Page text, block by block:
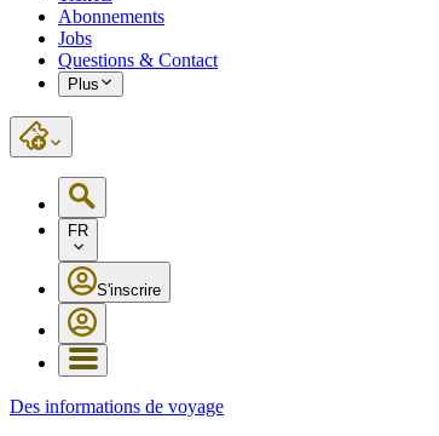
Abonnements
Jobs
Questions & Contact
Plus
FR
S'inscrire
Des informations de voyage